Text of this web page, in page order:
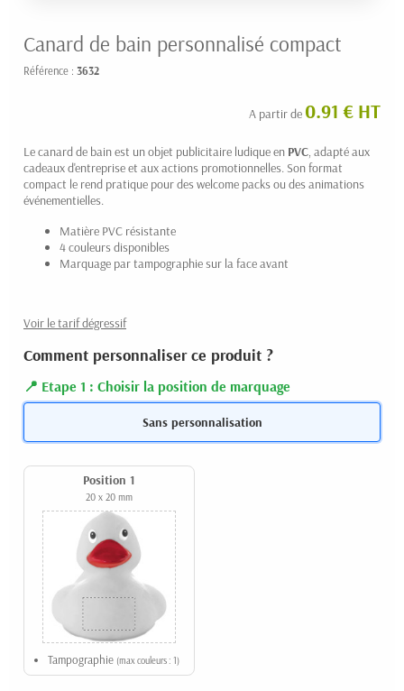
Canard de bain personnalisé compact
Référence : 3632
A partir de 0.91 € HT
Le canard de bain est un objet publicitaire ludique en PVC , adapté aux
cadeaux d'entreprise et aux actions promotionnelles. Son format
compact le rend pratique pour des welcome packs ou des animations
événementielles.
Matière PVC résistante
4 couleurs disponibles
Marquage par tampographie sur la face avant
Voir le tarif dégressif
Comment personnaliser ce produit ?
Etape 1 : Choisir la position de marquage
Sans personnalisation
Position 1
20 x 20 mm
Tampographie (max couleurs : 1)